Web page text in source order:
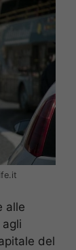
alle
del